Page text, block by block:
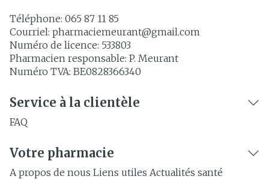
Téléphone: 065 87 11 85
Courriel: pharmaciemeurant@gmail.com
Numéro de licence: 533803
Pharmacien responsable: P. Meurant
Numéro TVA: BE0828366340
Service à la clientèle
FAQ
Votre pharmacie
A propos de nous Liens utiles Actualités santé